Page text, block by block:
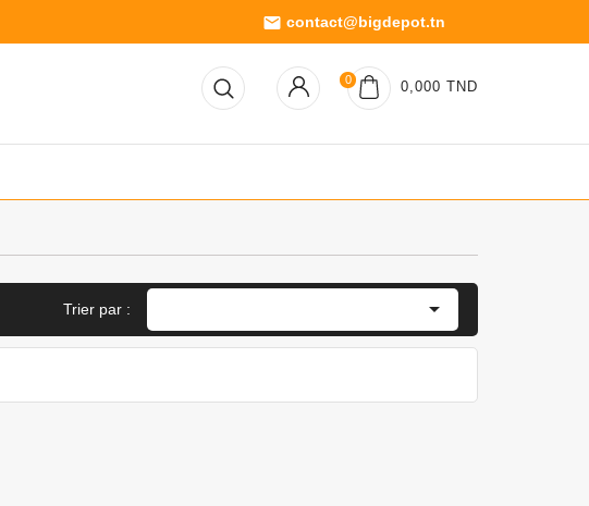
email contact@bigdepot.tn
0 0,000 TND
Trier par : 